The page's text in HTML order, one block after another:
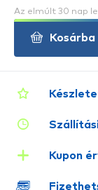
Kupon
Az elmúlt 30 nap
Kosárba